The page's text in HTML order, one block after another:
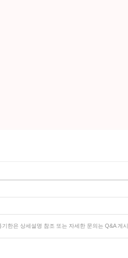
한은 상세설명 참조 또는 자세한 문의는 Q&A 게